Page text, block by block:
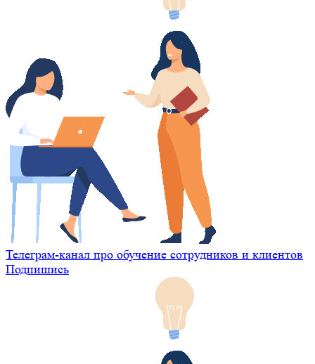
Телеграм-канал про обучение сотрудников и клиентов
Подпишись